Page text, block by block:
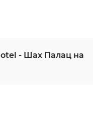
- Шах Палац на